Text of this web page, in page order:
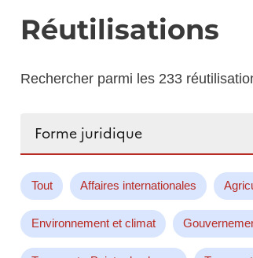
Réutilisations
Rechercher parmi les 233
Tout Affaires internationales
Environnement et climat